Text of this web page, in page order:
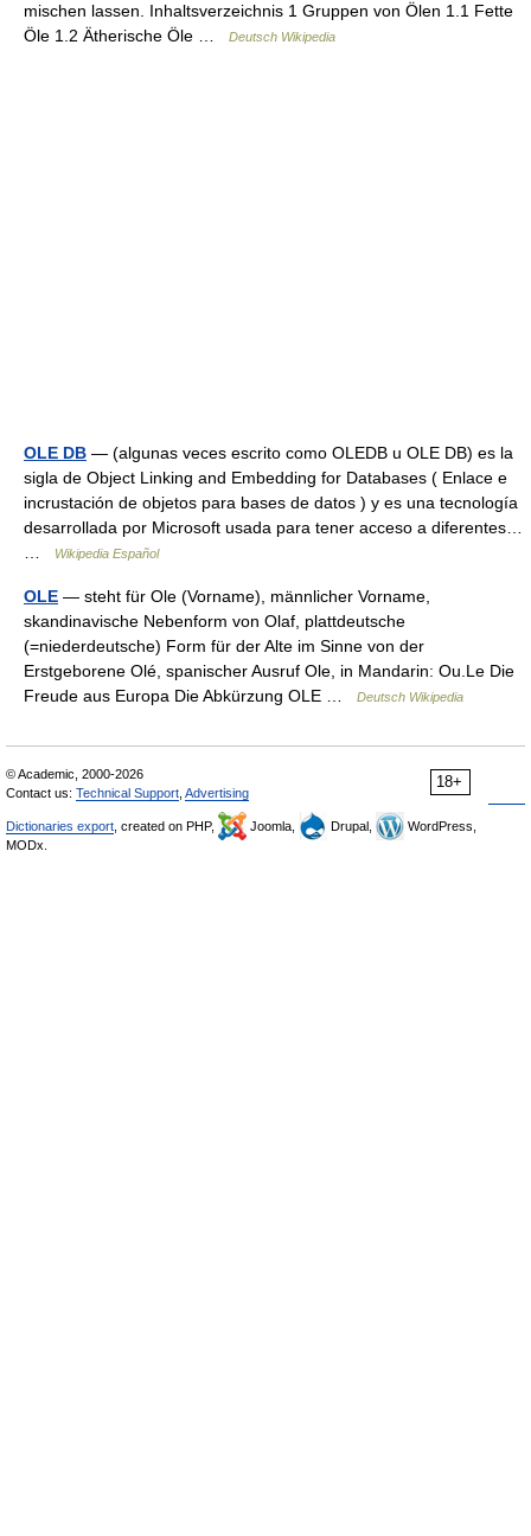
mischen lassen. Inhaltsverzeichnis 1 Gruppen von Ölen 1.1 Fette
Öle 1.2 Ätherische Öle …
Deutsch Wikipedia
OLE DB — (algunas veces escrito como OLEDB u OLE DB) es la
sigla de Object Linking and Embedding for Databases ( Enlace e
incrustación de objetos para bases de datos ) y es una tecnología
desarrollada por Microsoft usada para tener acceso a diferentes…
Wikipedia Español
OLE — steht für Ole (Vorname), männlicher Vorname,
skandinavische Nebenform von Olaf, plattdeutsche
(=niederdeutsche) Form für der Alte im Sinne von der
Erstgeborene Olé, spanischer Ausruf Ole, in Mandarin: Ou.Le Die
Freude aus Europa Die Abkürzung OLE …
Deutsch Wikipedia
18+
© Academic, 2000-2026
Contact us: Technical Support Advertising
Dictionaries export , created on PHP, Joomla, Drupal,
WordPress,
MODx.